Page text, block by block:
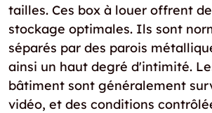
tailles. Ces box à louer offrent
stockage optimales. Ils sont
séparés par des parois
ainsi un haut degré d'intimité.
bâtiment sont généralement
vidéo, et des conditions